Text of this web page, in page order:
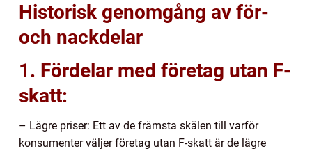
Historisk genomgång av för-
och nackdelar
1. Fördelar med företag utan F-
skatt:
– Lägre priser: Ett av de främsta skälen till varför
konsumenter väljer företag utan F-skatt är de lägre